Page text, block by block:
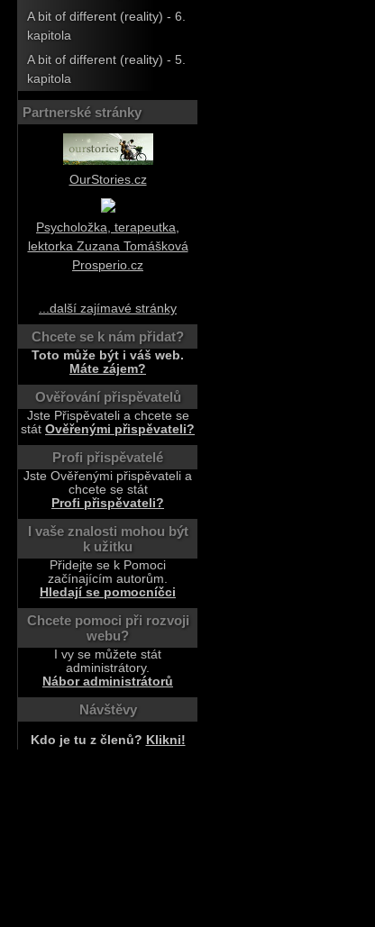
A bit of different (reality) - 6.
kapitola
A bit of different (reality) - 5.
kapitola
Partnerské stránky
OurStories.cz
Psycholožka, terapeutka,
lektorka Zuzana Tomášková
Prosperio.cz
...další zajímavé stránky
Chcete se k nám přidat?
Toto může být i váš web.
Máte zájem?
Ověřování přispěvatelů
Jste Přispěvateli a chcete se
stát Ověřenými přispěvateli?
Profi přispěvatelé
Jste Ověřenými přispěvateli a
chcete se stát
Profi přispěvateli?
I vaše znalosti mohou být
k užitku
Přidejte se k Pomoci
začínajícím autorům.
Hledají se pomocníčci
Chcete pomoci při rozvoji
webu?
I vy se můžete stát
administrátory.
Nábor administrátorů
Návštěvy
Kdo je tu z členů? Klikni!